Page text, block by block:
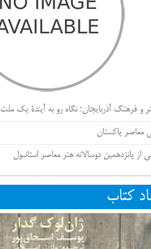
و فرهنگ آذربایجان؛ نگاه رو به آیندۀ یک ملت
معاصر پاکستان
پانزدهمین دوسالانه هنر معاصر استانبول
کتاب